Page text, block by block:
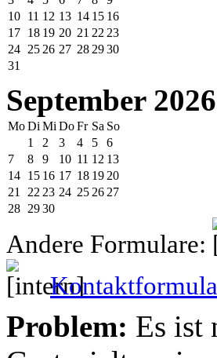
10 11 12 13 14 15 16
17 18 19 20 21 22 23
24 25 26 27 28 2930
31
September 2026
MoDi Mi DoFr Sa So
1
2 3 4 5
6
7
8 9 10 11 12 13
14 15 16 17 18 19 20
21
22 23 24 25 26 27
28 2930
Andere Formulare:
Problem: Es ist